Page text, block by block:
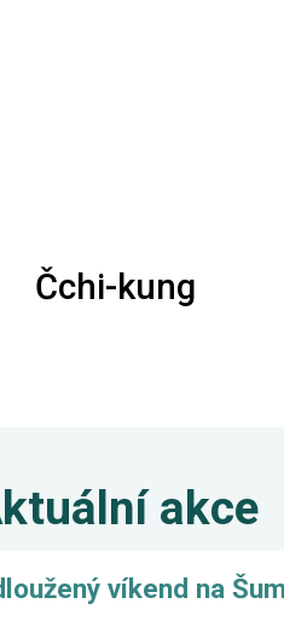
Čchi-kung
akce
víkend na